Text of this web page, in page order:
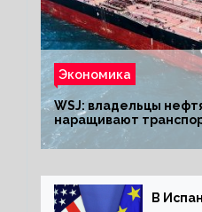
Экономика
WSJ: владельцы
наращивают
из РФ до санкций
В